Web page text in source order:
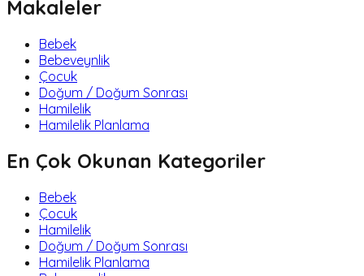
Makaleler
Bebek
Bebeveynlik
Çocuk
Doğum / Doğum Sonrası
Hamilelik
Hamilelik Planlama
En Çok Okunan Kategoriler
Bebek
Çocuk
Hamilelik
Doğum / Doğum Sonrası
Hamilelik Planlama